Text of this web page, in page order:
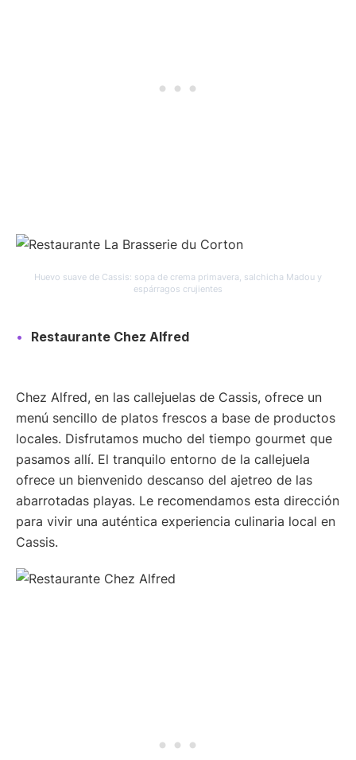
Huevo suave de Cassis: sopa de crema primavera, salchicha Madou y
espárragos crujientes
Restaurante Chez Alfred
Chez Alfred, en las callejuelas de Cassis, ofrece un
menú sencillo de platos frescos a base de productos
locales. Disfrutamos mucho del tiempo gourmet que
pasamos allí. El tranquilo entorno de la callejuela
ofrece un bienvenido descanso del ajetreo de las
abarrotadas playas. Le recomendamos esta dirección
para vivir una auténtica experiencia culinaria local en
Cassis.